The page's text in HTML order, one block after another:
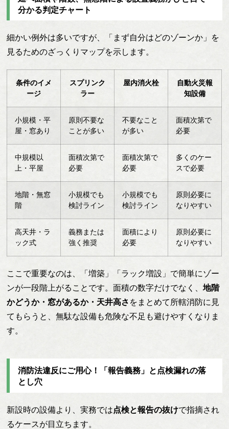
分かる判定チャート
細かい例外は多いですが、「まず自分はどのゾーンか」を
見るためのざっくりマップを示します。
条件のイメ
ージ
スプリンク
ラー
屋内消火栓
自動火災報
知設備
小規模・平
屋・窓あり
原則不要な
ことが多い
不要なこと
が多い
面積次第で
必要
中規模以
上・平屋
面積次第で
必要
面積次第で
必要
多くのケー
スで必要
地階・無窓
階
小規模でも
検討ライン
小規模でも
検討ライン
原則必要に
なりやすい
高天井・ラ
ック式
義務または
強く推奨
面積により
必要
原則必要に
なりやすい
ここで重要なのは、「増築」「ラック増設」で簡単にゾー
ンが一段階上がることです。面積の数字だけでなく、地階
かどうか・窓があるか・天井高さ をまとめて所轄消防に見
てもらうと、無駄な設備も危険な不足も避けやすくなりま
す。
消防法違反にご用心！「報告義務」と点検漏れの落
とし穴
新設時の設備より、実務では点検と報告の抜けで指摘され
るケースが目立ちます。